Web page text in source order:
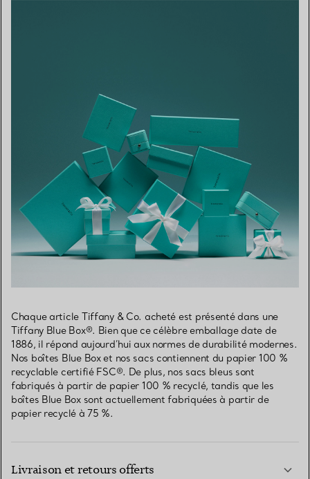
Chaque article Tiffany & Co. acheté est présenté dans une
Tiffany Blue Box®. Bien que ce célèbre emballage date de
1886, il répond aujourd’hui aux normes de durabilité modernes.
Nos boîtes Blue Box et nos sacs contiennent du papier 100 %
recyclable certifié FSC®. De plus, nos sacs bleus sont
fabriqués à partir de papier 100 % recyclé, tandis que les
boîtes Blue Box sont actuellement fabriquées à partir de
papier recyclé à 75 %.
Livraison et retours offerts